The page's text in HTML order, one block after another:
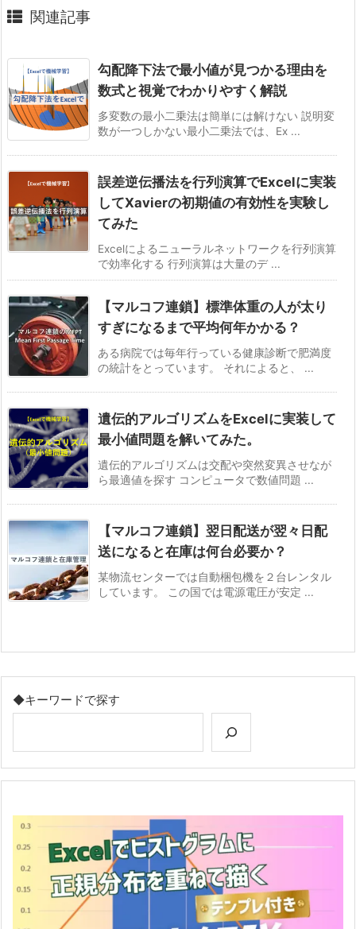
関連記事
勾配降下法で最小値が見つかる理由を
数式と視覚でわかりやすく解説
多変数の最小二乗法は簡単には解けない 説明変
数が一つしかない最小二乗法では、Ex ...
誤差逆伝播法を行列演算でExcelに実装
してXavierの初期値の有効性を実験し
てみた
Excelによるニューラルネットワークを行列演算
で効率化する 行列演算は大量のデ ...
【マルコフ連鎖】標準体重の人が太り
すぎになるまで平均何年かかる？
ある病院では毎年行っている健康診断で肥満度
の統計をとっています。 それによると、 ...
遺伝的アルゴリズムをExcelに実装して
最小値問題を解いてみた。
遺伝的アルゴリズムは交配や突然変異させなが
ら最適値を探す コンピュータで数値問題 ...
【マルコフ連鎖】翌日配送が翌々日配
送になると在庫は何台必要か？
某物流センターでは自動梱包機を２台レンタル
しています。 この国では電源電圧が安定 ...
◆キーワードで探す